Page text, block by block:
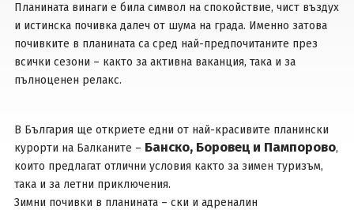
Гърция
Услуги
Планината винаги е била символ на спокойствие, чист въздух
и истинска почивка далеч от шума на града. Именно затова
почивките в планината са сред най-предпочитаните през
всички сезони – както за активна ваканция, така и за
пълноценен релакс.
В България ще откриете едни от най-красивите планински
курорти на Балканите – Банско, Боровец и Пампорово,
които предлагат отлични условия както за зимен туризъм,
така и за летни приключения.
Зимни почивки в планината – ски и адреналин